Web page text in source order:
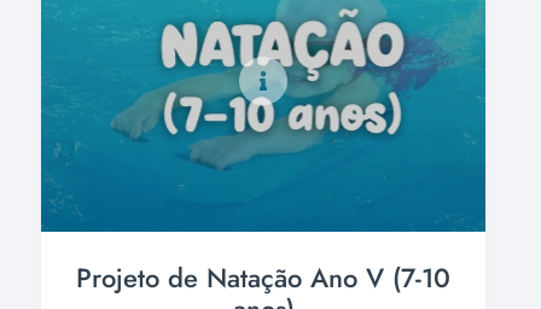
Projeto de Natação Ano V (7-10